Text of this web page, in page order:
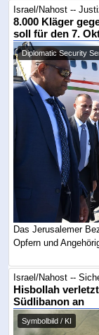
Israel/Nahost --
8.000 Kläger
soll für den 7.
Diplomatic Security
Das Jerusalemer
Opfern und
Israel/Nahost --
Hisbollah
Südlibanon an
Symbolbild / KI